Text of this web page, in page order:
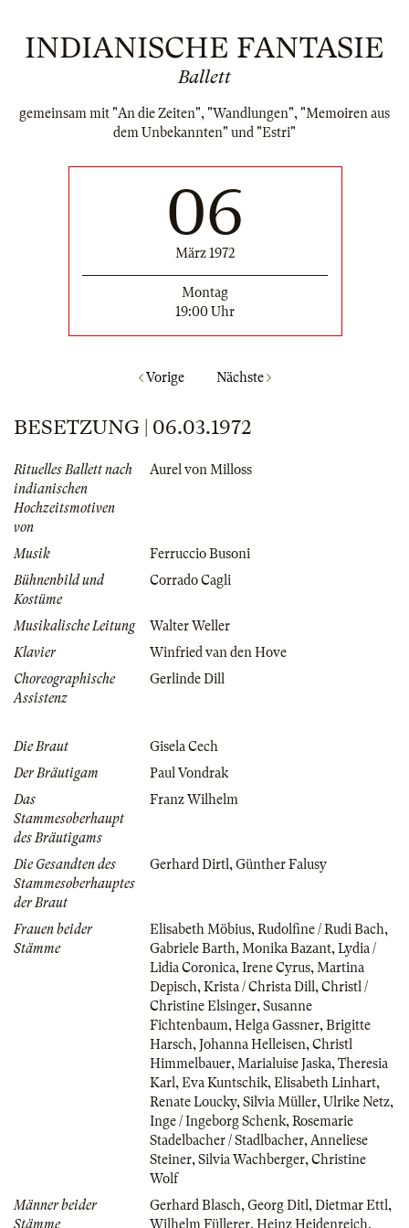
INDIANISCHE FANTASIE
Ballett
gemeinsam mit "An die Zeiten", "Wandlungen", "Memoiren aus
dem Unbekannten" und "Estri"
06
März 1972
Montag
19:00 Uhr
Vorige Nächste
BESETZUNG | 06.03.1972
Rituelles Ballett nach
indianischen
Hochzeitsmotiven
von
Aurel von Milloss
Musik
Ferruccio Busoni
Bühnenbild und
Kostüme
Corrado Cagli
Musikalische Leitung
Walter Weller
Klavier
Winfried van den Hove
Choreographische
Assistenz
Gerlinde Dill
Die Braut
Gisela Cech
Der Bräutigam
Paul Vondrak
Das
Stammesoberhaupt
des Bräutigams
Franz Wilhelm
Die Gesandten des
Stammesoberhauptes
der Braut
Gerhard Dirtl , Günther Falusy
Frauen beider
Stämme
Elisabeth Möbius, Rudolfine / Rudi Bach,
Gabriele Barth, Monika Bazant, Lydia /
Lidia Coronica, Irene Cyrus, Martina
Depisch, Krista / Christa Dill , Christl /
Christine Elsinger, Susanne
Fichtenbaum, Helga Gassner, Brigitte
Harsch, Johanna Helleisen, Christl
Himmelbauer, Marialuise Jaska, Theresia
Karl , Eva Kuntschik, Elisabeth Linhart,
Renate Loucky, Silvia Müller, Ulrike Netz,
Inge / Ingeborg Schenk, Rosemarie
Stadelbacher / Stadlbacher, Anneliese
Steiner, Silvia Wachberger, Christine
Wolf
Männer beider
Stämme
Gerhard Blasch, Georg Ditl , Dietmar Ettl ,
Wilhelm Füllerer, Heinz Heidenreich,